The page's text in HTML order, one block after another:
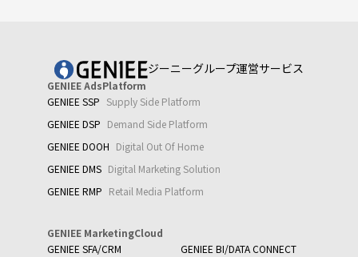
ジーニーグループ運営サービス
GENIEE AdsPlatform
GENIEE SSP Supply Side Platform
GENIEE DSP Demand Side Platform
GENIEE DOOH Digital Out Of Home
GENIEE DMS Digital Marketing Solution
GENIEE RMP Retail Media Platform
GENIEE MarketingCloud
GENIEE SFA/CRM
GENIEE BI/DATA CONNECT